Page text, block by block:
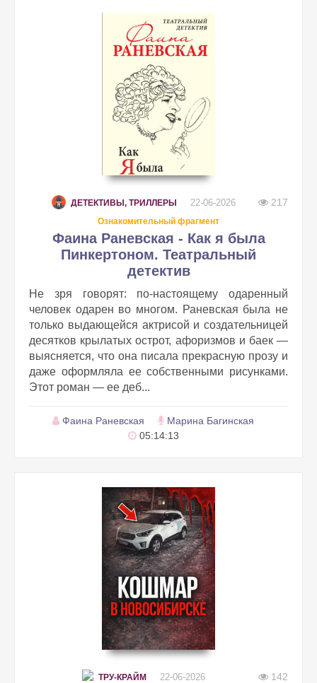
ДЕТЕКТИВЫ, ТРИЛЛЕРЫ 22-06-2026 217
Ознакомительный фрагмент
Фаина Раневская - Как я была
Пинкертоном. Театральный
детектив
Не зря говорят: по-настоящему одаренный
человек одарен во многом. Раневская была не
только выдающейся актрисой и создательницей
десятков крылатых острот, афоризмов и баек —
выясняется, что она писала прекрасную прозу и
даже оформляла ее собственными рисунками.
Этот роман — ее деб...
Фаина Раневская
Марина Багинская
05:14:13
ТРУ-КРАЙМ 22-06-2026 142